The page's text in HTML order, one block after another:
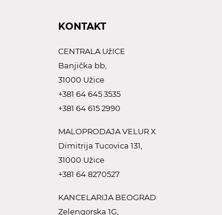
KONTAKT
CENTRALA UžICE
Banjička bb,
31000 Užice
+381 64 645 3535
+381 64 615 2990
MALOPRODAJA VELUR X
Dimitrija Tucovica 131,
31000 Užice
+381 64 8270527
KANCELARIJA BEOGRAD
Zelengorska 1G,